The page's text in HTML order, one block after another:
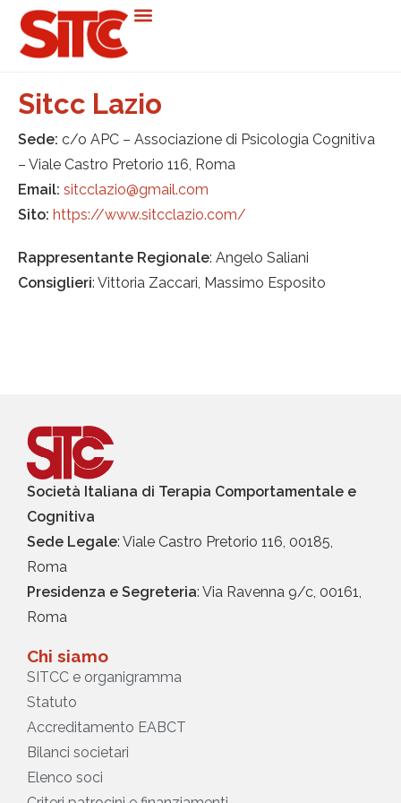
Sitcc Lazio
Sede: c/o APC – Associazione di Psicologia Cognitiva
– Viale Castro Pretorio 116, Roma
Email: sitcclazio@gmail.com
Sito: https://www.sitcclazio.com/
Rappresentante Regionale: Angelo Saliani
Consiglieri: Vittoria Zaccari, Massimo Esposito
Società Italiana di Terapia Comportamentale e
Cognitiva
Sede Legale: Viale Castro Pretorio 116, 00185,
Roma
Presidenza e Segreteria: Via Ravenna 9/c, 00161,
Roma
Chi siamo
SITCC e organigramma
Statuto
Accreditamento EABCT
Bilanci societari
Elenco soci